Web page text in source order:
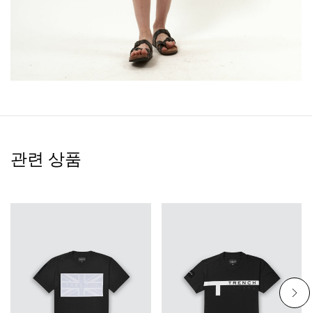
관련 상품